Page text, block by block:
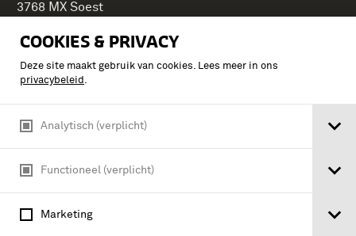
COOKIES & PRIVACY
Deze site maakt gebruik van cookies. Lees meer in ons
privacybeleid .
Analytisch (verplicht)
Functioneel (verplicht)
Marketing
3768 MX Soest
Onderdeel van Stichting Koninklijke Defensiemusea,